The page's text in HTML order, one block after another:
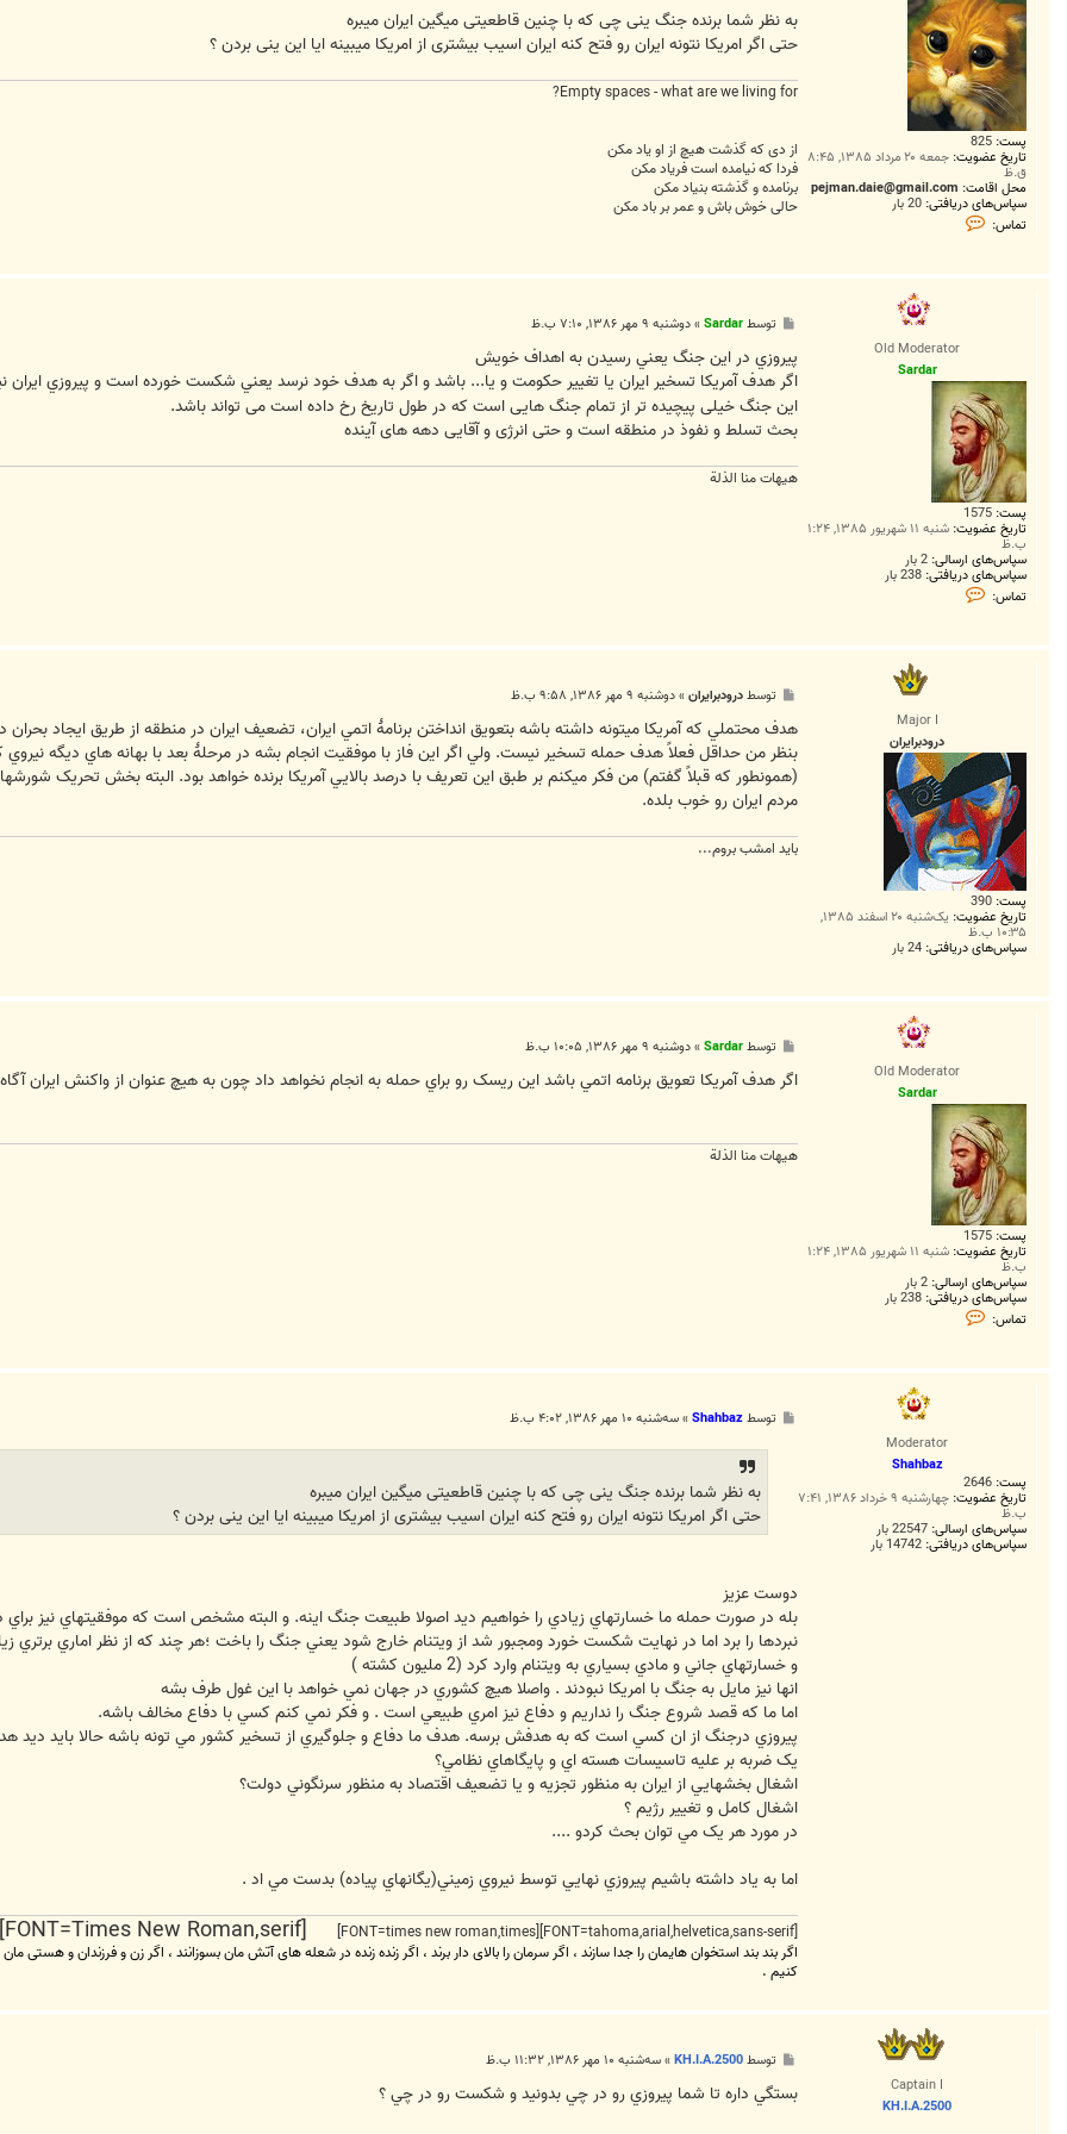
پست: 825
تاریخ عضویت: جمعه ۲۰ مرداد ۱۳۸۵, ۸:۴۵
ق.ظ
محل اقامت: pejman.daie@gmail.com
سپاس‌های دریافتی: 20 بار
تماس:
ت
p
a
n
به نظر شما برنده جنگ ینی چی که با چنین قاطعیتی میگین ایران میبره
حتی اگر امریکا نتونه ایران رو فتح کنه ایران اسیب بیشتری از امریکا میبینه ایا این ینی بردن ؟
Empty spaces - what are we living for?
از دی که گذشت هیچ از او یاد مکن
فردا که نیامده است فریاد مکن
برنامده و گذشته بنیاد مکن
حالی خوش باش و عمر بر باد مکن
Old Moderator
Sardar
پست: 1575
تاریخ عضویت: شنبه ۱۱ شهریور ۱۳۸۵, ۱:۲۴
ب.ظ
سپاس‌های ارسالی: 2 بار
سپاس‌های دریافتی: 238 بار
تماس:
ت
S
ت
توسطSardar
»دوشنبه ۹ مهر ۱۳۸۶, ۷:۱۰ ب.ظ
پيروزي در اين جنگ يعني رسيدن به اهداف خويش
اگر هدف آمريکا تسخير ايران يا تغيير حکومت و یا... باشد و اگر به هدف خود نرسد يعني شکست خورده است و پيروزي
این جنگ خیلی پیچیده تر از تمام جنگ هایی است که در طول تاریخ رخ داده است می تواند باشد.
بحث تسلط و نفوذ در منطقه است و حتی انرژی و آقایی دهه های آینده
هیهات منا الذلة
Major I
درودبرايران
پست: 390
تاریخ عضویت: یک‌شنبه ۲۰ اسفند ۱۳۸۵,
۱۰:۳۵ ب.ظ
سپاس‌های دریافتی: 24 بار
ت
توسطدرودبرايران»دوشنبه ۹ مهر ۱۳۸۶, ۹:۵۸ ب.ظ
هدف محتملي که آمريکا ميتونه داشته باشه بتعويق انداختن برنامۀ اتمي ايران، تضعيف ايران در منطقه از طريق ايجاد
بنظر من حداقل فعلاً هدف حمله تسخير نيست. ولي اگر اين فاز با موفقيت انجام بشه در مرحلۀ بعد با بهانه هاي ديگه
(همونطور که قبلاً گفتم) من فکر ميکنم بر طبق اين تعريف با درصد بالايي آمريکا برنده خواهد بود. البته بخش تحريک
مردم ايران رو خوب بلده.
بايد امشب بروم...
Old Moderator
Sardar
پست: 1575
تاریخ عضویت: شنبه ۱۱ شهریور ۱۳۸۵, ۱:۲۴
ب.ظ
سپاس‌های ارسالی: 2 بار
سپاس‌های دریافتی: 238 بار
تماس:
ت
S
ت
توسطSardar
»دوشنبه ۹ مهر ۱۳۸۶, ۱۰:۰۵ ب.ظ
اگر هدف آمريکا تعويق برنامه اتمي باشد اين ريسک رو براي حمله به انجام نخواهد داد چون به هيچ عنوان از واکنش ايران
هیهات منا الذلة
Moderator
Shahbaz
پست: 2646
تاریخ عضویت: چهارشنبه ۹ خرداد ۱۳۸۶, ۷:۴۱
ب.ظ
سپاس‌های ارسالی: 22547 بار
سپاس‌های دریافتی: 14742 بار
توسطShahbaz
»سه‌شنبه ۱۰ مهر ۱۳۸۶, ۴:۰۲ ب.ظ
به نظر شما برنده جنگ ینی چی که با چنین قاطعیتی میگین ایران میبره
حتی اگر امریکا نتونه ایران رو فتح کنه ایران اسیب بیشتری از امریکا میبینه ایا این ینی بردن ؟
دوست عزيز
بله در صورت حمله ما خسارتهاي زيادي را خواهيم ديد اصولا طبيعت جنگ اينه. و البته مشخص است که موفقيتهاي نيز براي
نبردها را برد اما در نهايت شکست خورد ومجبور شد از ويتنام خارج شود يعني جنگ را باخت ؛هر چند که از نظر اماري برتري
و خسارتهاي جاني و مادي بسياري به ويتنام وارد کرد (2 مليون کشته )
انها نيز مايل به جنگ با امريکا نبودند . واصلا هيچ کشوري در جهان نمي خواهد با اين غول طرف بشه
اما ما که قصد شروع جنگ را نداريم و دفاع نيز امري طبيعي است . و فکر نمي کنم کسي با دفاع مخالف باشه.
پيروزي درجنگ از ان کسي است که به هدفش برسه. هدف ما دفاع و جلوگيري از تسخير کشور مي تونه باشه حالا بايد ديد
يک ضربه بر عليه تاسيسات هسته اي و پايگاهاي نظامي؟
اشغال بخشهايي از ايران به منظور تجزيه و يا تضعيف اقتصاد به منظور سرنگوني دولت؟
اشغال کامل و تغيير رژيم ؟
در مورد هر يک مي توان بحث کردو ....
اما به ياد داشته باشيم پيروزي نهايي توسط نيروي زميني(يگانهاي پياده) بدست مي اد .
[FONT=tahoma,arial,helvetica,sans-serif][FONT=times new roman,times]
[FONT=Times New Roman,serif] [FONT=Times New Roman,serif]
اگر بند بند استخوان هایمان را جدا سازند ، اگر سرمان را بالای دار برند ، اگر زنده زنده در شعله های آتش مان بسوزانند ، اگر زن و فرزندان و
کنیم .
Captain I
KH.I.A.2500
ت
توسطKH.I.A.2500
»سه‌شنبه ۱۰ مهر ۱۳۸۶, ۱۱:۳۲ ب.ظ
بستگي داره تا شما پيروزي رو در چي بدونيد و شکست رو در چي ؟